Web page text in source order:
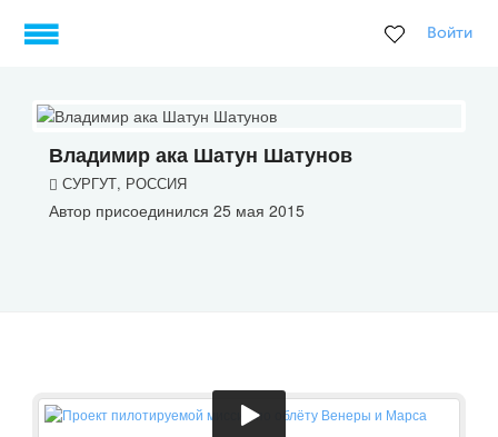
Войти
Владимир ака Шатун Шатунов
СУРГУТ, РОССИЯ
Автор присоединился 25 мая 2015